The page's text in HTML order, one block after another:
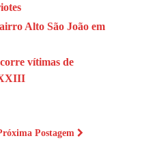
Alto São João em
vítimas de
Postagem